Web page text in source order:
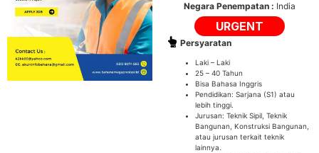
Negara Penempatan : India
URGENT
Persyaratan
Laki – Laki
25 – 40 Tahun
Bisa Bahasa Inggris
Pendidikan: Sarjana (S1) atau
lebih tinggi.
Jurusan: Teknik Sipil, Teknik
Bangunan, Konstruksi Bangunan,
atau jurusan terkait teknik
lainnya.